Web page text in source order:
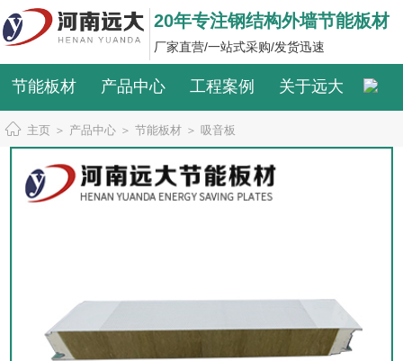
20年专注钢结构外墙节能板材
厂家直营/一站式采购/发货迅速
节能板材 产品中心 工程案例 关于远大
主页＞ 产品中心＞ 节能板材＞ 吸音板